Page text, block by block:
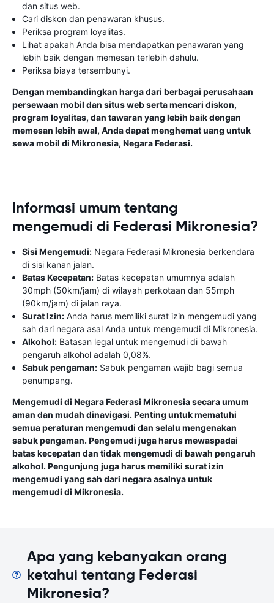
dan situs web.
Cari diskon dan penawaran khusus.
Periksa program loyalitas.
Lihat apakah Anda bisa mendapatkan penawaran yang
lebih baik dengan memesan terlebih dahulu.
Periksa biaya tersembunyi.
Dengan membandingkan harga dari berbagai perusahaan
persewaan mobil dan situs web serta mencari diskon,
program loyalitas, dan tawaran yang lebih baik dengan
memesan lebih awal, Anda dapat menghemat uang untuk
sewa mobil di Mikronesia, Negara Federasi.
Informasi umum tentang
mengemudi di Federasi Mikronesia?
Sisi Mengemudi: Negara Federasi Mikronesia berkendara
di sisi kanan jalan.
Batas Kecepatan: Batas kecepatan umumnya adalah
30mph (50km/jam) di wilayah perkotaan dan 55mph
(90km/jam) di jalan raya.
Surat Izin: Anda harus memiliki surat izin mengemudi yang
sah dari negara asal Anda untuk mengemudi di Mikronesia.
Alkohol: Batasan legal untuk mengemudi di bawah
pengaruh alkohol adalah 0,08%.
Sabuk pengaman: Sabuk pengaman wajib bagi semua
penumpang.
Mengemudi di Negara Federasi Mikronesia secara umum
aman dan mudah dinavigasi. Penting untuk mematuhi
semua peraturan mengemudi dan selalu mengenakan
sabuk pengaman. Pengemudi juga harus mewaspadai
batas kecepatan dan tidak mengemudi di bawah pengaruh
alkohol. Pengunjung juga harus memiliki surat izin
mengemudi yang sah dari negara asalnya untuk
mengemudi di Mikronesia.
Apa yang kebanyakan orang
ketahui tentang Federasi
Mikronesia?